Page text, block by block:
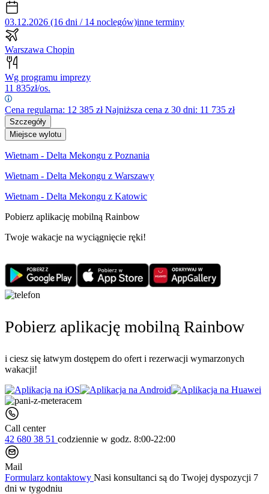
03.12.2026 (16 dni / 14 noclegów)inne terminy
Warszawa Chopin
Wg programu imprezy
11 835zł/os.
Cena regularna: 12 385 złNajniższa cena z 30 dni: 11 735 zł
Szczegóły
Miejsce wylotu
Wietnam - Delta Mekongu z Poznania
Wietnam - Delta Mekongu z Warszawy
Wietnam - Delta Mekongu z Katowic
Pobierz aplikację mobilną Rainbow
Twoje wakacje na wyciągnięcie ręki!
Pobierz aplikację mobilną Rainbow
i ciesz się łatwym dostępem do ofert i rezerwacji wymarzonych
wakacji!
Call center
42 680 38 51 codziennie w godz. 8:00-22:00
Mail
Formularz kontaktowy Nasi konsultanci są do Twojej dyspozycji 7
dni w tygodniu